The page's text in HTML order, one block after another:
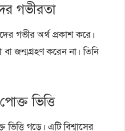
গভীরতা
গভীর অর্থ প্রকাশ করে।
জন্মগ্রহণ করেন না। তিনি
ভিত্তি
গড়ে। এটি বিশ্বাসের